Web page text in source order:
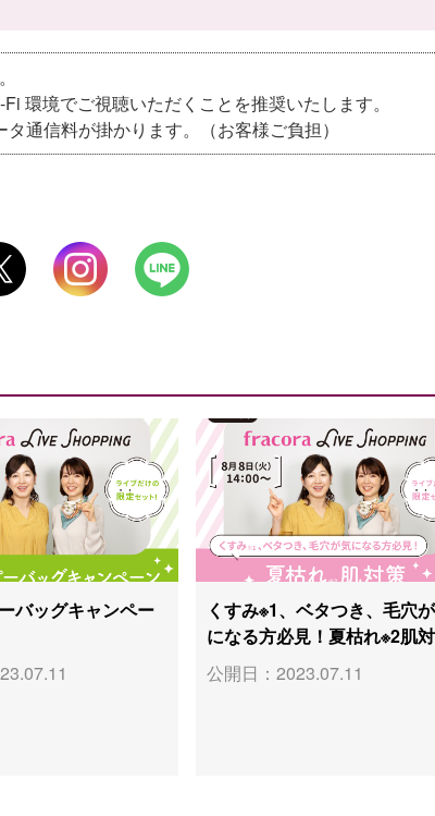
環境でご視聴いただくことを推奨いたします。
通信料が掛かります。（お客様ご負担）
バッグキャンペー
くすみ※1、ベタつき、毛穴
になる方必見！夏枯れ※2肌
公開日：2023.07.11